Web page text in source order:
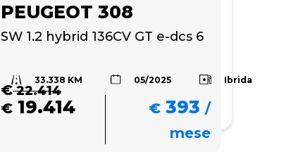
PEUGEOT 308
SW 1.2 hybrid 136CV GT e-dcs 6
33.338 KM 05/2025 Ibrida
€22.414
€ 19.414 € 393 /
mese